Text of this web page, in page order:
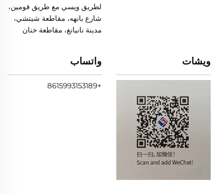
لطريق ويسي مع طريق فومين،
شارع بانهه، مقاطعة شيتشي،
مدينة نانيانغ، مقاطعة خنان
ويشات واتساب
+8615993153189